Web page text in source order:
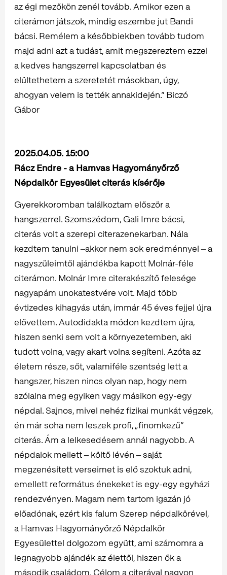
az égi mezőkön zenél tovább. Amikor ezen a
citerámon játszok, mindig eszembe jut Bandi
bácsi. Remélem a későbbiekben tovább tudom
majd adni azt a tudást, amit megszereztem ezzel
a kedves hangszerrel kapcsolatban és
elültethetem a szeretetét másokban, úgy,
ahogyan velem is tették annakidején.” Biczó
Gábor
2025.04.05. 15:00
Rácz Endre - a Hamvas Hagyományőrző
Népdalkör Egyesület citerás kísérője
Gyerekkoromban találkoztam először a
hangszerrel. Szomszédom, Gali Imre bácsi,
citerás volt a szerepi citerazenekarban. Nála
kezdtem tanulni ‒akkor nem sok eredménnyel ‒ a
nagyszüleimtől ajándékba kapott Molnár-féle
citerámon. Molnár Imre citerakészítő felesége
nagyapám unokatestvére volt. Majd több
évtizedes kihagyás után, immár 45 éves fejjel újra
elővettem. Autodidakta módon kezdtem újra,
hiszen senki sem volt a környezetemben, aki
tudott volna, vagy akart volna segíteni. Azóta az
életem része, sőt, valamiféle szentség lett a
hangszer, hiszen nincs olyan nap, hogy nem
szólalna meg egyiken vagy másikon egy-egy
népdal. Sajnos, mivel nehéz fizikai munkát végzek,
én már soha nem leszek profi, „finomkezű”
citerás. Ám a lelkesedésem annál nagyobb. A
népdalok mellett ‒ költő lévén ‒ saját
megzenésített verseimet is elő szoktuk adni,
emellett református énekeket is egy-egy egyházi
rendezvényen. Magam nem tartom igazán jó
előadónak, ezért kis falum Szerep népdalkörével,
a Hamvas Hagyományőrző Népdalkör
Egyesülettel dolgozom együtt, ami számomra a
legnagyobb ajándék az élettől, hiszen ők a
második családom. Célom a citerával nagyon